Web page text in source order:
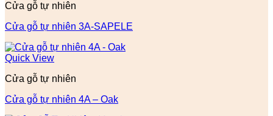
Cửa gỗ tự nhiên
Cửa gỗ tự nhiên 3A-SAPELE
Quick View
Cửa gỗ tự nhiên
Cửa gỗ tự nhiên 4A – Oak